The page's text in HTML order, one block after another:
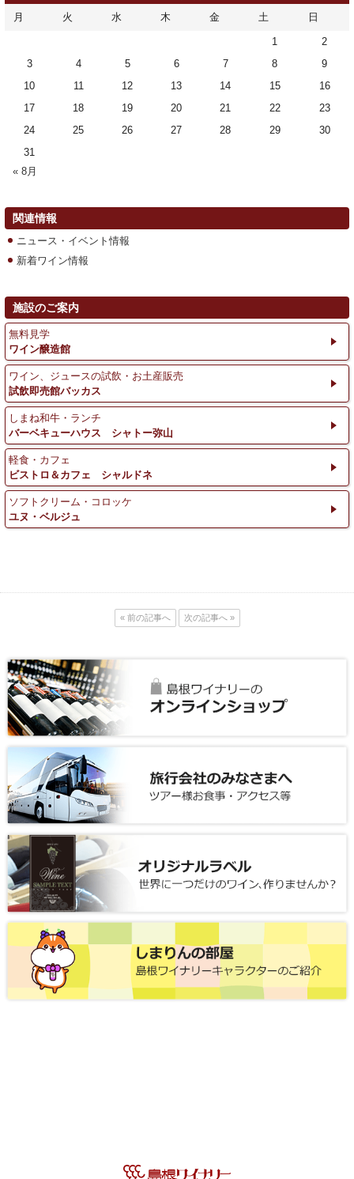
月 火 水 木 金 土 日
« 8月
1
2
3
4 5 6 7 8
9
10
11 12 13 14 15
16
17
18 19 20 21 22
23
24
25 26 27 28 29
30
31
関連情報
ニュース・イベント情報
新着ワイン情報
施設のご案内
無料見学
ワイン醸造館
ワイン、ジュースの試飲・お土産販売
試飲即売館バッカス
しまね和牛・ランチ
バーベキューハウス シャトー弥山
軽食・カフェ
ビストロ＆カフェ シャルドネ
ソフトクリーム・コロッケ
ユヌ・ベルジュ
« 前の記事へ 次の記事へ »